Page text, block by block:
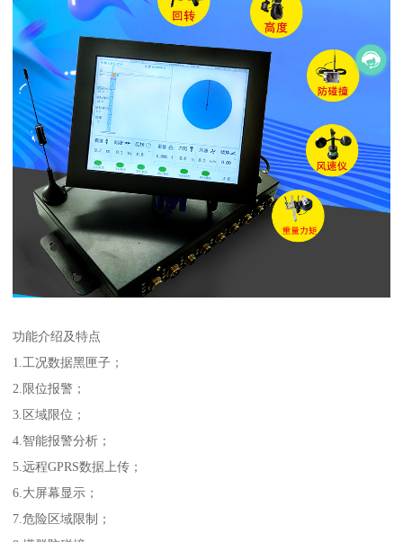
功能介绍及特点
1.工况数据黑匣子；
2.限位报警；
3.区域限位；
4.智能报警分析；
5.远程GPRS数据上传；
6.大屏幕显示；
7.危险区域限制；